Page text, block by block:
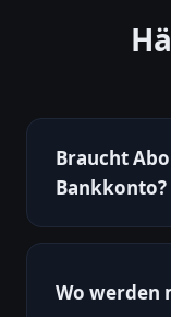
Braucht
Bankkonto?
Wo werden